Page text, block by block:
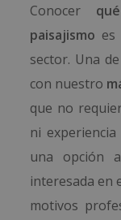
Conocer
paisajismo es
sector. Una
con nuestro
que no
ni
una opción
interesada en
motivos